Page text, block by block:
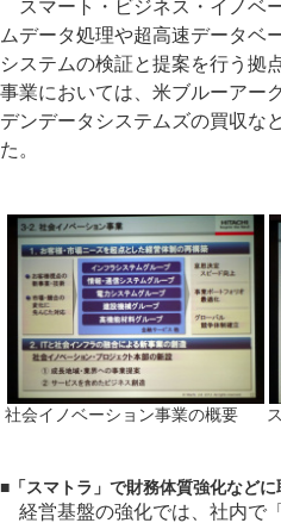
スマート・ビジネス・イノベ
ムデータ処理や超高速データベ
システムの検証と提案を行う拠
事業においては、米ブルーアー
デンデータシステムズの買収な
た。
社会イノベーション事業の概要
■ 「スマトラ」で財務体質強化など
経営基盤の強化では、社内で